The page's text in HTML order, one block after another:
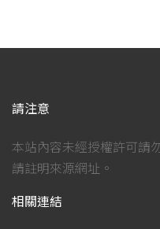
請注意
本站內容未經授權許可請
請註明來源網址。
相關連結